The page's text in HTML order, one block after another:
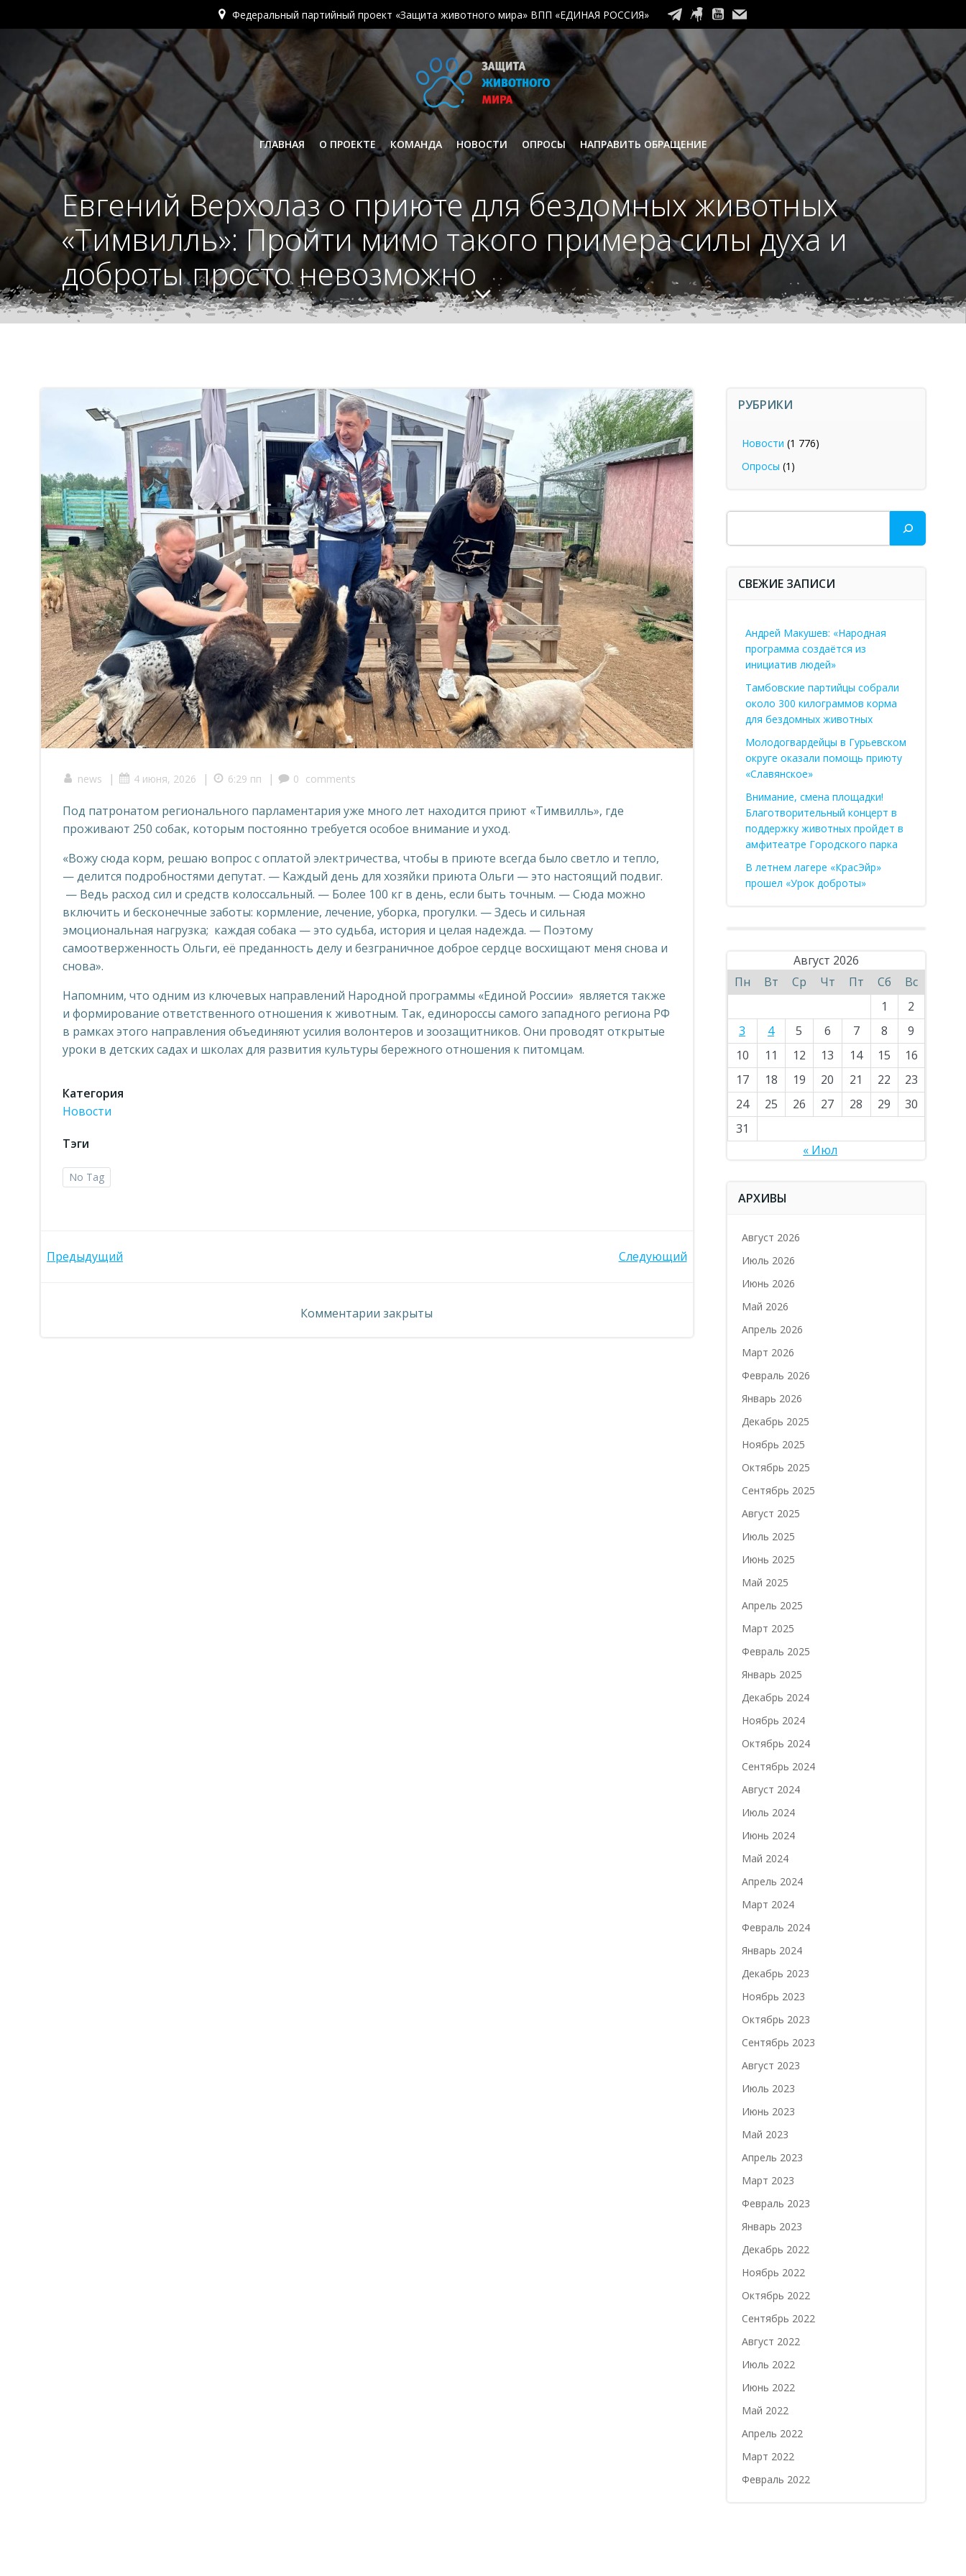
к
содержимому
Федеральный партийный проект «Защита животного мира» ВПП «ЕДИНАЯ РОССИЯ»
ГЛАВНАЯ О ПРОЕКТЕ КОМАНДА НОВОСТИ ОПРОСЫ НАПРАВИТЬ ОБРАЩЕНИЕ
Евгений Верхолаз о приюте для бездомных животных
«Тимвилль»: Пройти мимо такого примера силы духа и
доброты просто невозможно
news | 4 июня, 2026 | 6:29 пп | 0 comments
Под патронатом регионального парламентария уже много лет находится приют «Тимвилль», где
проживают 250 собак, которым постоянно требуется особое внимание и уход.
«Вожу сюда корм, решаю вопрос с оплатой электричества, чтобы в приюте всегда было светло и тепло,
— делится подробностями депутат. — Каждый день для хозяйки приюта Ольги — это настоящий подвиг.
— Ведь расход сил и средств колоссальный. — Более 100 кг в день, если быть точным. — Сюда можно
включить и бесконечные заботы: кормление, лечение, уборка, прогулки. — Здесь и сильная
эмоциональная нагрузка; каждая собака — это судьба, история и целая надежда. — Поэтому
самоотверженность Ольги, её преданность делу и безграничное доброе сердце восхищают меня снова и
снова».
Напомним, что одним из ключевых направлений Народной программы «Единой России» является также
и формирование ответственного отношения к животным. Так, единороссы самого западного региона РФ
в рамках этого направления объединяют усилия волонтеров и зоозащитников. Они проводят открытые
уроки в детских садах и школах для развития культуры бережного отношения к питомцам.
Категория
Новости
Тэги
No Tag
Навигация
Предыдущий
записям
Следующий
Комментарии закрыты
РУБРИКИ
Новости (1 776)
Опросы (1)
Поиск
СВЕЖИЕ ЗАПИСИ
Андрей Макушев: «Народная
программа создаётся из
инициатив людей»
Тамбовские партийцы собрали
около 300 килограммов корма
для бездомных животных
Молодогвардейцы в Гурьевском
округе оказали помощь приюту
«Славянское»
Внимание, смена площадки!
Благотворительный концерт в
поддержку животных пройдет в
амфитеатре Городского парка
В летнем лагере «КрасЭйр»
прошел «Урок доброты»
Август 2026
Пн
Вт Ср Чт Пт Сб
Вс
1
2
3
4 5 6 7 8
9
10
11 12 13 14 15
16
17
18 19 20 21 22
23
24
25 26 27 28 29
30
31
« Июл
АРХИВЫ
Август 2026
Июль 2026
Июнь 2026
Май 2026
Апрель 2026
Март 2026
Февраль 2026
Январь 2026
Декабрь 2025
Ноябрь 2025
Октябрь 2025
Сентябрь 2025
Август 2025
Июль 2025
Июнь 2025
Май 2025
Апрель 2025
Март 2025
Февраль 2025
Январь 2025
Декабрь 2024
Ноябрь 2024
Октябрь 2024
Сентябрь 2024
Август 2024
Июль 2024
Июнь 2024
Май 2024
Апрель 2024
Март 2024
Февраль 2024
Январь 2024
Декабрь 2023
Ноябрь 2023
Октябрь 2023
Сентябрь 2023
Август 2023
Июль 2023
Июнь 2023
Май 2023
Апрель 2023
Март 2023
Февраль 2023
Январь 2023
Декабрь 2022
Ноябрь 2022
Октябрь 2022
Сентябрь 2022
Август 2022
Июль 2022
Июнь 2022
Май 2022
Апрель 2022
Март 2022
Февраль 2022